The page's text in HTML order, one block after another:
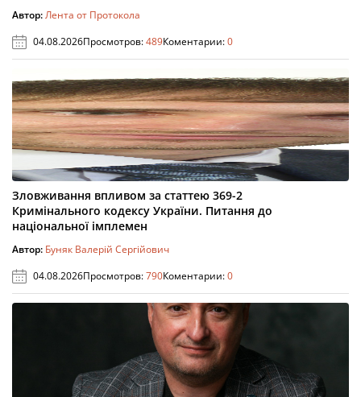
Автор:Лента от Протокола
04.08.2026Просмотров:489Коментарии:0
Зловживання впливом за статтею 369-2
Кримінального кодексу України. Питання до
національної імплемен
Автор: Буняк Валерій Сергійович
04.08.2026Просмотров:790Коментарии:0